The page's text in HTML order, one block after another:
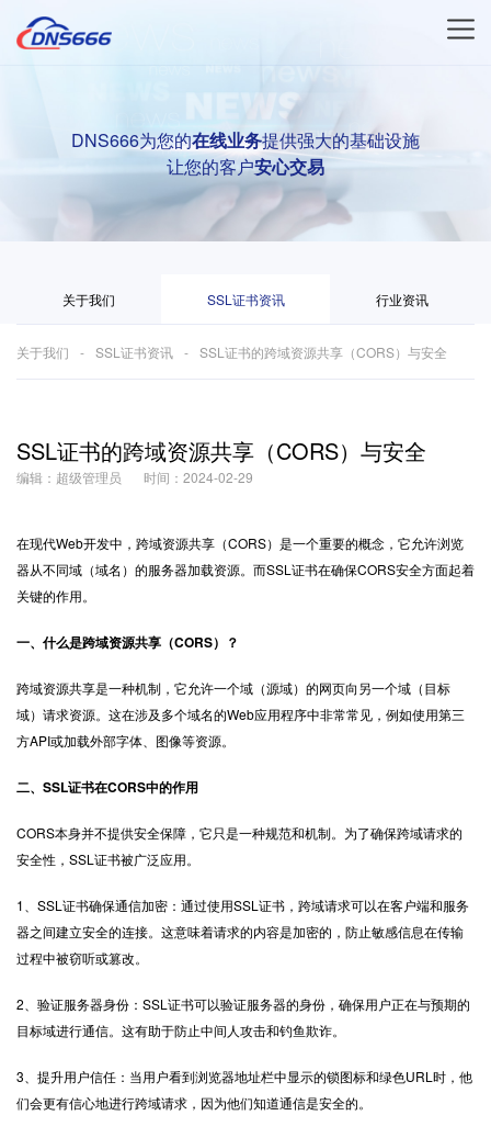
DNS666为您的在线业务提供强大的基础设施
让您的客户安心交易
关于我们 SSL证书资讯 行业资讯
关于我们 SSL证书资讯 SSL证书的跨域资源共享（CORS）与安全
SSL证书的跨域资源共享（CORS）与安全
编辑：超级管理员 时间：2024-02-29
在现代Web开发中，跨域资源共享（CORS）是一个重要的概念，它允许浏览
器从不同域（域名）的服务器加载资源。而SSL证书在确保CORS安全方面起着
关键的作用。
一、什么是跨域资源共享（CORS）？
跨域资源共享是一种机制，它允许一个域（源域）的网页向另一个域（目标
域）请求资源。这在涉及多个域名的Web应用程序中非常常见，例如使用第三
方API或加载外部字体、图像等资源。
二、SSL证书在CORS中的作用
CORS本身并不提供安全保障，它只是一种规范和机制。为了确保跨域请求的
安全性，SSL证书被广泛应用。
1、SSL证书确保通信加密：通过使用SSL证书，跨域请求可以在客户端和服务
器之间建立安全的连接。这意味着请求的内容是加密的，防止敏感信息在传输
过程中被窃听或篡改。
2、验证服务器身份：SSL证书可以验证服务器的身份，确保用户正在与预期的
目标域进行通信。这有助于防止中间人攻击和钓鱼欺诈。
3、提升用户信任：当用户看到浏览器地址栏中显示的锁图标和绿色URL时，他
们会更有信心地进行跨域请求，因为他们知道通信是安全的。